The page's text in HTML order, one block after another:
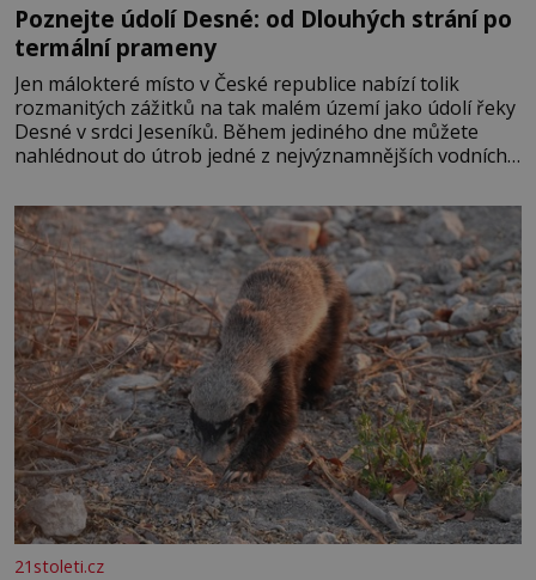
Poznejte údolí Desné: od Dlouhých strání po
termální prameny
Jen málokteré místo v České republice nabízí tolik
rozmanitých zážitků na tak malém území jako údolí řeky
Desné v srdci Jeseníků. Během jediného dne můžete
nahlédnout do útrob jedné z nejvýznamnějších vodních
se na koloběžce a den zakončit poznáváním památek ve
Velkých Losinách nebo v termálním
21stoleti.cz